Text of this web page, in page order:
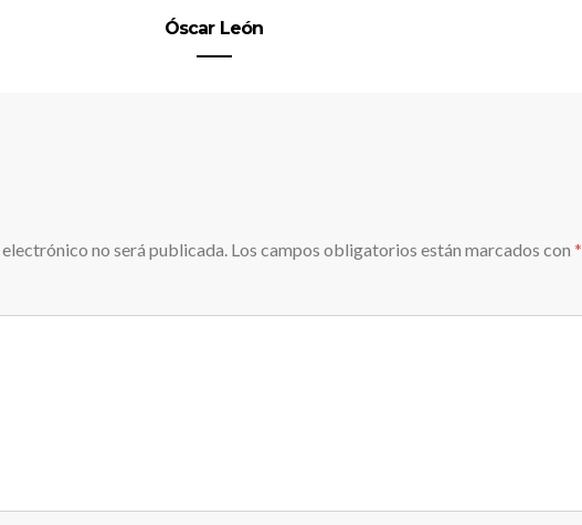
Óscar León
no será publicada. Los campos obligatorios están marcados con *